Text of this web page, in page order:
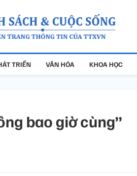
TRIỂN VĂN HÓA KHOA HỌC
bao giờ cùng”